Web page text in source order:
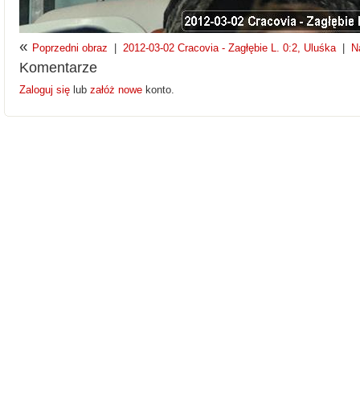
« Poprzedni obraz 2012-03-02 Cracovia - Zagłębie L. 0:2, Uluśka
Komentarze
Zaloguj się lub załóż nowe konto.